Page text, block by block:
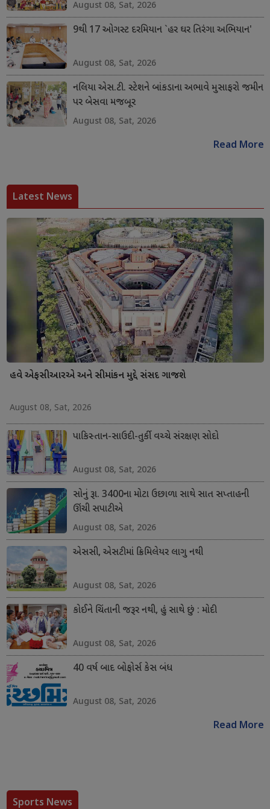
August 08, Sat, 2026
9થી 17 ઓગસ્ટ દરમિયાન `હર ઘર તિરંગા અભિયાન'
August 08, Sat, 2026
નલિયા એસ.ટી. સ્ટેશને બાંકડાના અભાવે મુસાફરો જમીન
પર બેસવા મજબૂર
August 08, Sat, 2026
Read More
Latest News
હવે એફસીઆરએ અને સીમાંકન મુદ્દે સંસદ ગાજશે
August 08, Sat, 2026
પાકિસ્તાન-સાઉદી-તુર્કી વચ્ચે સંરક્ષણ સોદો
August 08, Sat, 2026
સોનું રૂા. 3400ના મોટા ઉછાળા સાથે સાત સપ્તાહની
ઊંચી સપાટીએ
August 08, Sat, 2026
એસસી, એસટીમાં ક્રિમિલેયર લાગુ નથી
August 08, Sat, 2026
કોઈને ચિંતાની જરૂર નથી, હું સાથે છું : મોદી
August 08, Sat, 2026
40 વર્ષ બાદ બોફોર્સ કેસ બંધ
August 08, Sat, 2026
Read More
Sports News